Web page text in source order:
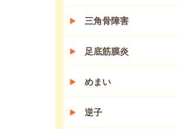
三角骨障害
足底筋膜炎
めまい
逆子